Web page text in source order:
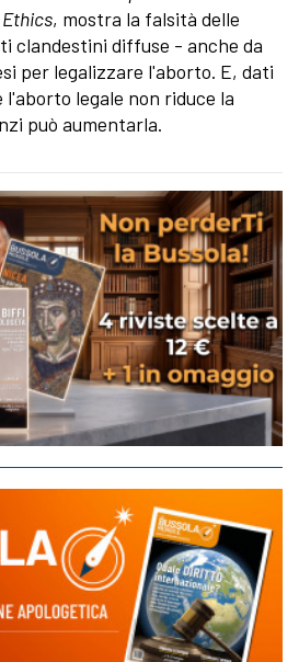
, mostra la falsità delle
clandestini diffuse - anche da
per legalizzare l'aborto. E, dati
l'aborto legale non riduce la
può aumentarla.